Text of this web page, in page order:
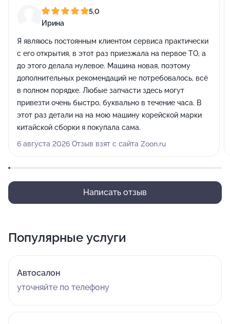
5,0
Ирина
Я являюсь постоянным клиентом сервиса практически
с его открытия, в этот раз приезжала на первое ТО, а
до этого делала нулевое. Машина новая, поэтому
дополнительных рекомендаций не потребовалось, всё
в полном порядке. Любые запчасти здесь могут
привезти очень быстро, буквально в течение часа. В
этот раз детали на на мою машину корейской марки
китайской сборки я покупала сама.
6 августа 2026 Отзыв взят с сайта Zoon.ru
Написать отзыв
Популярные услуги
Автосалон
уточняйте по телефону